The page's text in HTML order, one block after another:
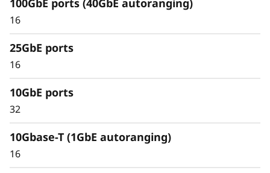
de datos y migraciones de datos. Combine
y almacenamiento de objetos, en un único
100GbE ports (40GbE autoranging)
16
25GbE ports
16
10GbE ports
32
10Gbase-T (1GbE autoranging)
16